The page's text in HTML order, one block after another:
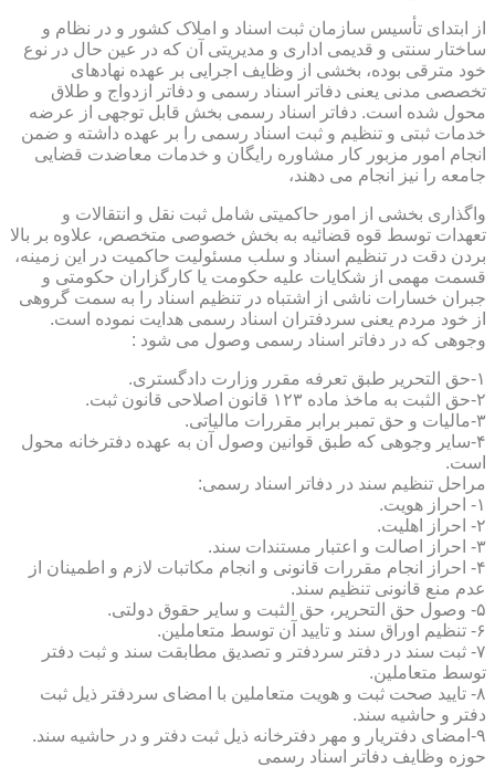
از ابتدای تأسیس سازمان ثبت اسناد و املاک کشور و در نظام و
ساختار سنتی و قدیمی اداری و مدیریتی آن که در عین حال در نوع
خود مترقی بوده، بخشی از وظایف اجرایی بر عهده نهادهای
تخصصی مدنی یعنی دفاتر اسناد رسمی و دفاتر ازدواج و طلاق
محول شده است. دفاتر اسناد رسمی بخش قابل توجهی از عرضه
خدمات ثبتی و تنظیم و ثبت اسناد رسمی را بر عهده داشته و ضمن
انجام امور مزبور کار مشاوره رایگان و خدمات معاضدت قضایی
جامعه را نیز انجام می دهند،
واگذاری بخشی از امور حاکمیتی شامل ثبت نقل و انتقالات و
تعهدات توسط قوه قضائیه به بخش خصوصی متخصص، علاوه بر بالا
بردن دقت در تنظیم اسناد و سلب مسئولیت حاکمیت در این زمینه،
قسمت مهمی از شکایات علیه حکومت یا کارگزاران حکومتی و
جبران خسارات ناشی از اشتباه در تنظیم اسناد را به سمت گروهی
از خود مردم یعنی سردفتران اسناد رسمی هدایت نموده است.
وجوهی که در دفاتر اسناد رسمی وصول می شود :
۱-حق التحریر طبق تعرفه مقرر وزارت دادگستری.
۲-حق الثبت به ماخذ ماده ۱۲۳ قانون اصلاحی قانون ثبت.
۳-مالیات و حق تمبر برابر مقررات مالیاتی.
۴-سایر وجوهی که طبق قوانین وصول آن به عهده دفترخانه محول
است.
مراحل تنظیم سند در دفاتر اسناد رسمی:
۱- احراز هویت.
۲- احراز اهلیت.
۳- احراز اصالت و اعتبار مستندات سند.
۴- احراز انجام مقررات قانونی و انجام مکاتبات لازم و اطمینان از
عدم منع قانونی تنظیم سند.
۵- وصول حق التحریر، حق الثبت و سایر حقوق دولتی.
۶- تنظیم اوراق سند و تایید آن توسط متعاملین.
۷- ثبت سند در دفتر سردفتر و تصدیق مطابقت سند و ثبت دفتر
توسط متعاملین.
۸- تایید صحت ثبت و هویت متعاملین با امضای سردفتر ذیل ثبت
دفتر و حاشیه سند.
۹-امضای دفتریار و مهر دفترخانه ذیل ثبت دفتر و در حاشیه سند.
حوزه وظایف دفاتر اسناد رسمی